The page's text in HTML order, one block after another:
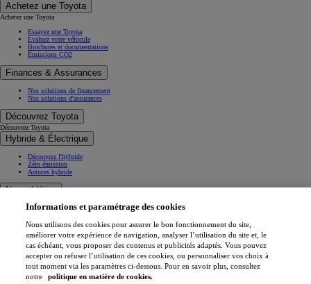
Achetez une Toyota
Achetez une Toyota
Essayez une Toyota
Évaluez votre véhicule
Brochures et documentations
Émissions CO2
Finances & Assurances
Nos solutions de financement
Nos solutions d'assurances
Découvrez Toyota
Découvrez Toyota
Hybride & Électrique
Découvrez l'hybride
Zéro émission
Astuces hybride
Nos athlètes
Projets de mobilité
Toyota Gazoo Racing
Toyota GR Sport
Dakar Rally
WRC - Championnat du monde des rallyes
WEC - Championnat du monde d'endurance FIA
Informations et paramétrage des cookies
Nous utilisons des cookies pour assurer le bon fonctionnement du site,
améliorer votre expérience de navigation, analyser l’utilisation du site et, le
cas échéant, vous proposer des contenus et publicités adaptés. Vous pouvez
accepter ou refuser l’utilisation de ces cookies, ou personnaliser vos choix à
tout moment via les paramètres ci-dessous. Pour en savoir plus, consultez
notre
politique en matière de cookies.